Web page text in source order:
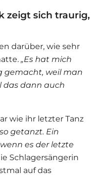
zeigt sich traurig,
darüber, wie sehr
„Es hat mich
gemacht, weil man
das dann auch
wie ihr letzter Tanz
getanzt. Ein
es der letzte
Schlagersängerin
auf das